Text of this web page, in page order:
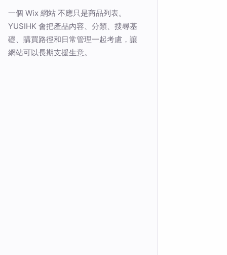
一個 Wix 網站 不應只是商品列表。
YUSIHK 會把產品內容、分類、搜尋基
礎、購買路徑和日常管理一起考慮，讓
網站可以長期支援生意。